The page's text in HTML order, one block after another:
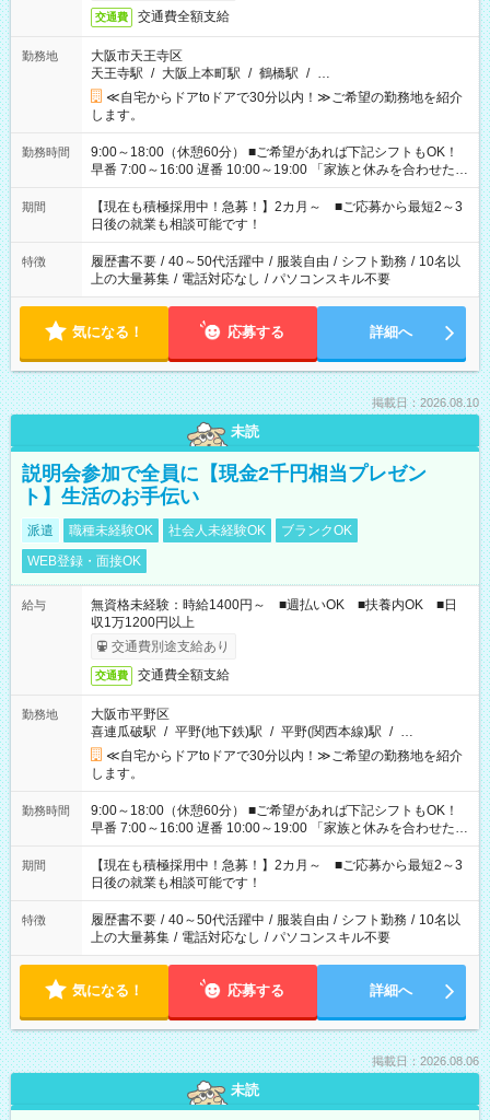
交通費 交通費全額支給
勤務地
大阪市天王寺区
天王寺駅 / 大阪上本町駅 / 鶴橋駅 / …
≪自宅からドアtoドアで30分以内！≫ご希望の勤務地を紹介
します。
勤務時間
9:00～18:00（休憩60分） ■ご希望があれば下記シフトもOK！
早番 7:00～16:00 遅番 10:00～19:00 「家族と休みを合わせた
い」 「余裕を持って夕飯の準備がしたい」 「できれば残業はし
たくない」 など、ご希望を教えてくださいね。 ※Wワーク希望
の方へ 今ご覧のお仕事で希望する勤務時間と、もう1つのお仕事
の勤務時間。 合計で週40時間を超える場合は応募できません。
期間
【現在も積極採用中！急募！】2カ月～ ■ご応募から最短2～3
日後の就業も相談可能です！
特徴 履歴書不要 / 40～50代活躍中 / 服装自由 / シフト勤務 / 10名以
上の大量募集 / 電話対応なし / パソコンスキル不要
気になる！ 応募する 詳細へ
掲載日：2026.08.10
未読
説明会参加で全員に【現金2千円相当プレゼン
ト】生活のお手伝い
派遣 職種未経験OK 社会人未経験OK
ブランクOK
WEB登録・面接OK
給与
無資格未経験：時給1400円～ ■週払いOK ■扶養内OK ■日
収1万1200円以上
交通費別途支給あり
交通費 交通費全額支給
勤務地
大阪市平野区
喜連瓜破駅 / 平野(地下鉄)駅 / 平野(関西本線)駅 / …
≪自宅からドアtoドアで30分以内！≫ご希望の勤務地を紹介
します。
勤務時間
9:00～18:00（休憩60分） ■ご希望があれば下記シフトもOK！
早番 7:00～16:00 遅番 10:00～19:00 「家族と休みを合わせた
い」 「余裕を持って夕飯の準備がしたい」 「できれば残業はし
たくない」 など、ご希望を教えてくださいね。 ※Wワーク希望
の方へ 今ご覧のお仕事で希望する勤務時間と、もう1つのお仕事
の勤務時間。 合計で週40時間を超える場合は応募できません。
期間
【現在も積極採用中！急募！】2カ月～ ■ご応募から最短2～3
日後の就業も相談可能です！
特徴 履歴書不要 / 40～50代活躍中 / 服装自由 / シフト勤務 / 10名以
上の大量募集 / 電話対応なし / パソコンスキル不要
気になる！ 応募する 詳細へ
掲載日：2026.08.06
未読